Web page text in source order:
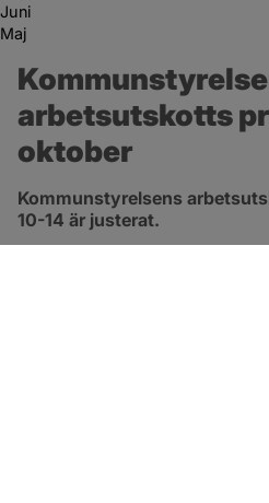
Juni
Maj
arbetsutskotts
oktober
Kommunstyrelsens
10-14 är justerat.